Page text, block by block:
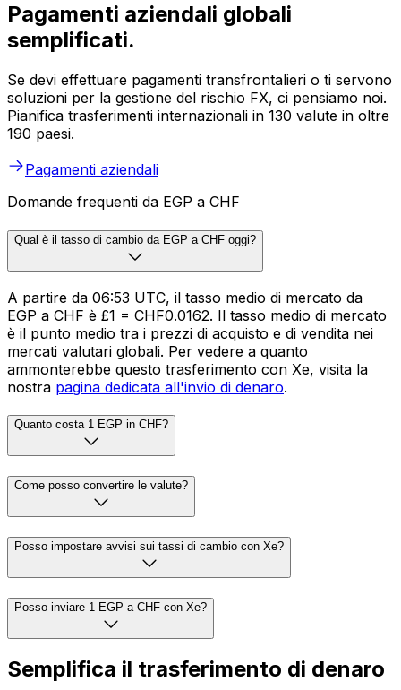
Pagamenti aziendali globali
semplificati.
Se devi effettuare pagamenti transfrontalieri o ti servono
soluzioni per la gestione del rischio FX, ci pensiamo noi.
Pianifica trasferimenti internazionali in 130 valute in oltre
190 paesi.
Pagamenti aziendali
Domande frequenti da EGP a CHF
Qual è il tasso di cambio da EGP a CHF oggi?
A partire da 06:53 UTC, il tasso medio di mercato da
EGP a CHF è £1 = CHF0.0162. Il tasso medio di mercato
è il punto medio tra i prezzi di acquisto e di vendita nei
mercati valutari globali. Per vedere a quanto
ammonterebbe questo trasferimento con Xe, visita la
nostra pagina dedicata all'invio di denaro.
Quanto costa 1 EGP in CHF?
Come posso convertire le valute?
Posso impostare avvisi sui tassi di cambio con Xe?
Posso inviare 1 EGP a CHF con Xe?
Semplifica il trasferimento di denaro